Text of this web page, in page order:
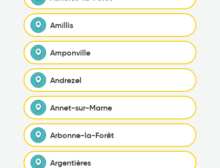
Amillis
Amponville
Andrezel
Annet-sur-Marne
Arbonne-la-Forêt
Argentières